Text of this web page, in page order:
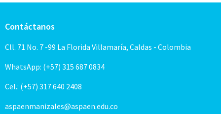
Contáctanos
Cll. 71 No. 7 -99 La Florida Villamaría, Caldas - Colombia
WhatsApp: (+57) 315 687 0834
Cel.: (+57) 317 640 2408
aspaenmanizales@aspaen.edu.co